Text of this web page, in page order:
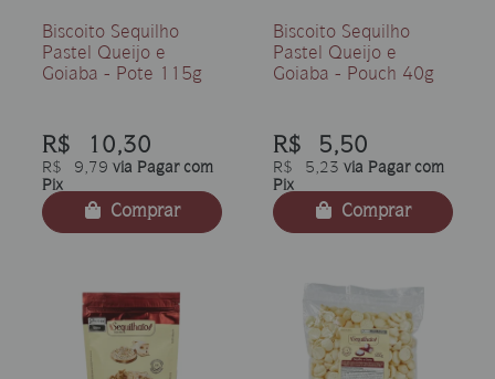
Biscoito Sequilho
Pastel Queijo e
Goiaba - Pote 115g
R$ 10,30
R$ 9,79 via Pagar com
Pix
Comprar
Biscoito Sequilho
Pastel Queijo e
Goiaba - Pouch 40g
R$ 5,50
R$ 5,23 via Pagar com
Pix
Comprar